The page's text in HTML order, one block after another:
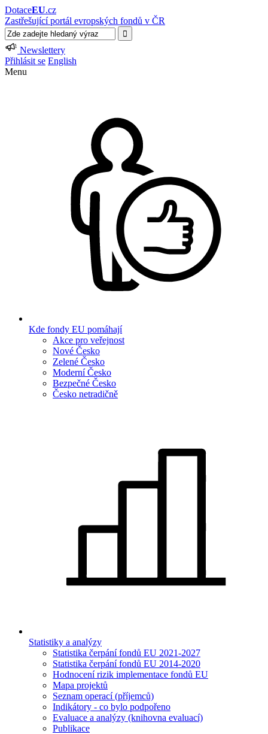
DotaceEU.cz
Zastřešující portál evropských fondů v ČR
Newslettery
Přihlásit se English
Menu
Kde fondy EU pomáhají
Akce pro veřejnost
Nové Česko
Zelené Česko
Moderní Česko
Bezpečné Česko
Česko netradičně
Statistiky a analýzy
Statistika čerpání fondů EU 2021-2027
Statistika čerpání fondů EU 2014-2020
Hodnocení rizik implementace fondů EU
Mapa projektů
Seznam operací (příjemců)
Indikátory - co bylo podpořeno
Evaluace a analýzy (knihovna evaluací)
Publikace